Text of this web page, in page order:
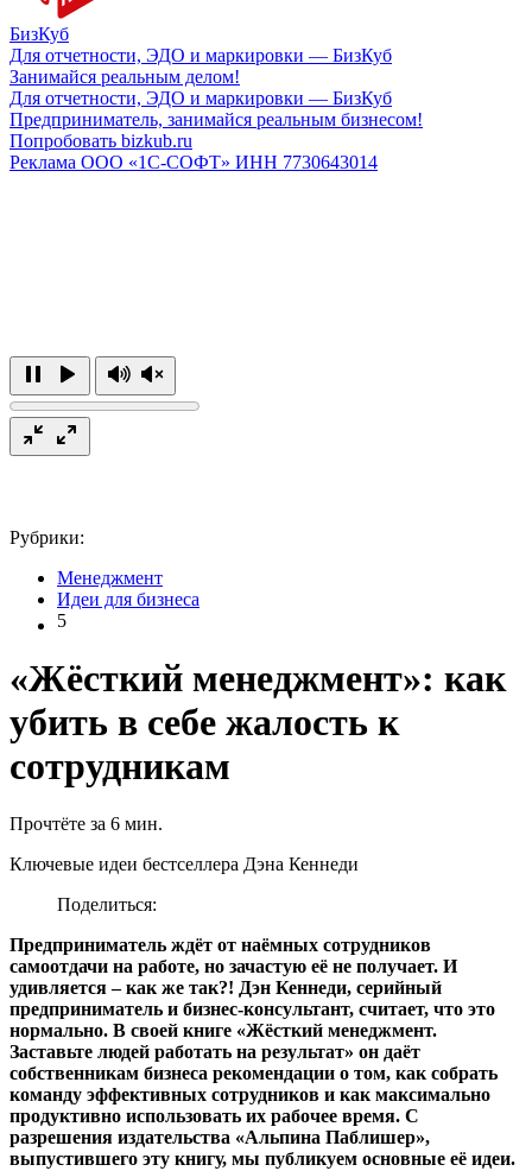
БизКуб
Для отчетности, ЭДО и маркировки — БизКуб
Занимайся реальным делом!
Для отчетности, ЭДО и маркировки — БизКуб
Предприниматель, занимайся реальным бизнесом!
Попробовать bizkub.ru
Реклама ООО «1С-СОФТ» ИНН 7730643014
Рубрики:
Менеджмент
Идеи для бизнеса
5
«Жёсткий менеджмент»: как
убить в себе жалость к
сотрудникам
Прочтёте за 6 мин.
Ключевые идеи бестселлера Дэна Кеннеди
Поделиться:
Предприниматель ждёт от наёмных сотрудников
самоотдачи на работе, но зачастую её не получает. И
удивляется – как же так?! Дэн Кеннеди, серийный
предприниматель и бизнес-консультант, считает, что это
нормально. В своей книге «Жёсткий менеджмент.
Заставьте людей работать на результат» он даёт
собственникам бизнеса рекомендации о том, как собрать
команду эффективных сотрудников и как максимально
продуктивно использовать их рабочее время. С
разрешения издательства «Альпина Паблишер»,
выпустившего эту книгу, мы публикуем основные её идеи.